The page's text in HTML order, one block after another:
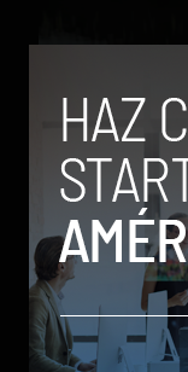
Qwen 3.8-Max,
los modelos más
by Sergio Ramos
Actualidad